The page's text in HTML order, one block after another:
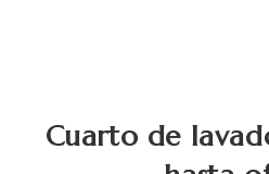
Cuarto de